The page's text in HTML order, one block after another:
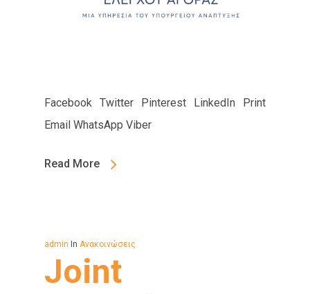
Facebook Twitter Pinterest LinkedIn Print
Email WhatsApp Viber
Read More
admin InΑνακοινώσεις
Joint